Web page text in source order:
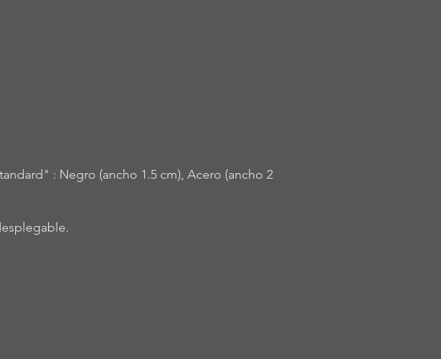
: Negro (ancho 1.5 cm), Acero (ancho 2